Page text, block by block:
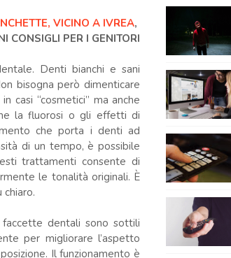
VICINO A IVREA,
CONSIGLI PER I GENITORI
Denti bianchi e sani
bisogna però dimenticare
casi “cosmetici” ma anche
la fluorosi o gli effetti di
che porta i denti ad
di un tempo, è possibile
trattamenti consente di
le tonalità originali. È
dentali sono sottili
per migliorare l’aspetto
Il funzionamento è